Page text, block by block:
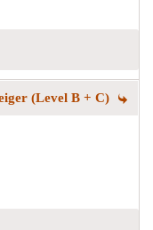
(Level B + C)